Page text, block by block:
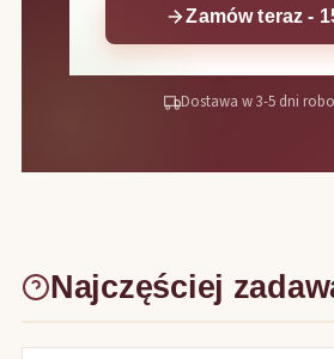
Zamów teraz -
Dostawa w 3-5 dni
Najczęściej